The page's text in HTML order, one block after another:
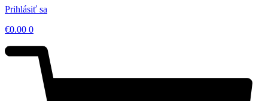
Prihlásiť sa
€0.00 0